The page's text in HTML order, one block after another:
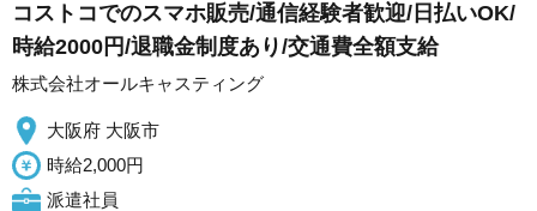
コストコでのスマホ販売/通信経験者歓迎/日払いOK/
時給2000円/退職金制度あり/交通費全額支給
株式会社オールキャスティング
大阪府 大阪市
時給2,000円
派遣社員